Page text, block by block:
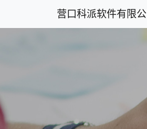
营口科派软件有限公